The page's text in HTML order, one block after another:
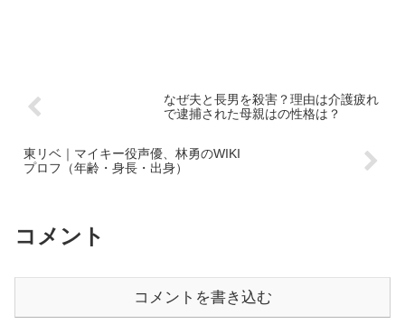
なぜ夫と長男を殺害？理由は介護疲れ
で逮捕された母親はの性格は？
東リベ｜マイキー役声優、林勇のWIKI
プロフ（年齢・身長・出身）
コメント
コメントを書き込む